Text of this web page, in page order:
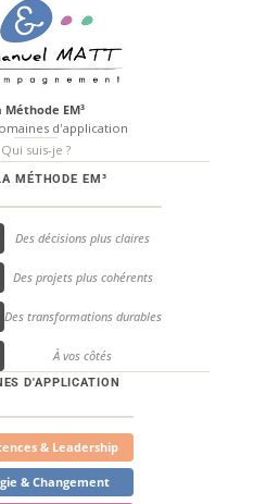
Méthode EM³
d'application
Qui suis-je ?
MÉTHODE EM³
Des décisions plus claires
Des projets plus cohérents
Des transformations durables
À vos côtés
D'APPLICATION
& Leadership
& Changement